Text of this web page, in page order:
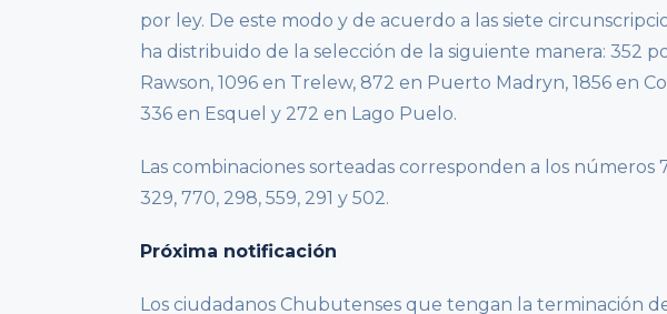
por ley. De este modo y de acuerdo a las siete
ha distribuido de la selección de la siguiente manera: 352
Rawson, 1096 en Trelew, 872 en Puerto Madryn, 1856 en
336 en Esquel y 272 en Lago Puelo.
Las combinaciones sorteadas corresponden a los números
329, 770, 298, 559, 291 y 502.
Próxima notificación
Los ciudadanos Chubutenses que tengan la terminación